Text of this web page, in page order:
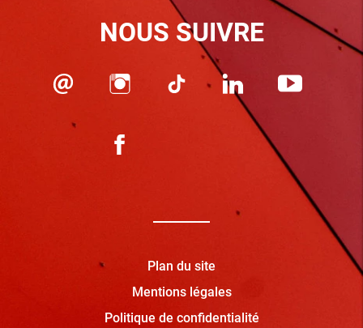
NOUS SUIVRE
Plan du site
Mentions légales
Politique de confidentialité